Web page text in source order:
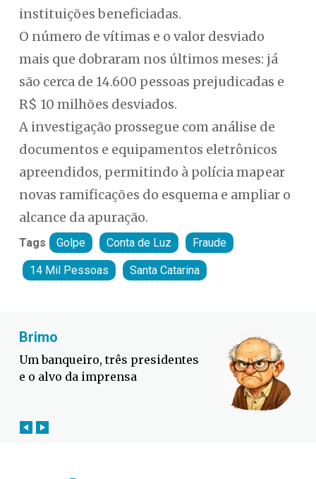
instituições beneficiadas.
O número de vítimas e o valor desviado
mais que dobraram nos últimos meses: já
são cerca de 14.600 pessoas prejudicadas e
R$ 10 milhões desviados.
A investigação prossegue com análise de
documentos e equipamentos eletrônicos
apreendidos, permitindo à polícia mapear
novas ramificações do esquema e ampliar o
alcance da apuração.
Tags Golpe Conta de Luz Fraude
14 Mil Pessoas Santa Catarina
Defesa Civil lança campanha
contra o El Niño em SC